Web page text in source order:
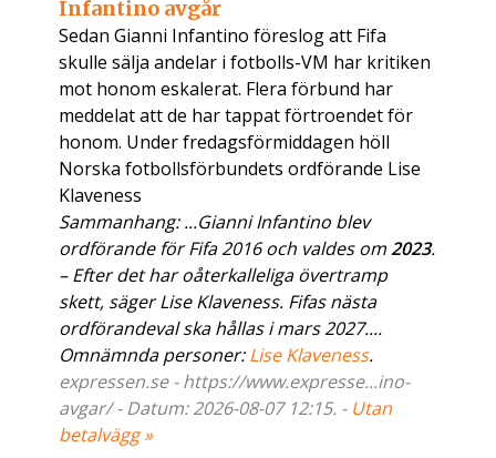
Infantino avgår
Sedan Gianni Infantino föreslog att Fifa
skulle sälja andelar i fotbolls-VM har kritiken
mot honom eskalerat. Flera förbund har
meddelat att de har tappat förtroendet för
honom. Under fredagsförmiddagen höll
Norska fotbollsförbundets ordförande Lise
Klaveness
Sammanhang: ...Gianni Infantino blev
ordförande för Fifa 2016 och valdes om2023.
– Efter det har oåterkalleliga övertramp
skett, säger Lise Klaveness. Fifas nästa
ordförandeval ska hållas i mars 2027....
Omnämnda personer:Lise Klaveness.
expressen.se - https://www.expresse...ino-
avgar/ - Datum: 2026-08-07 12:15. - Utan
betalvägg »